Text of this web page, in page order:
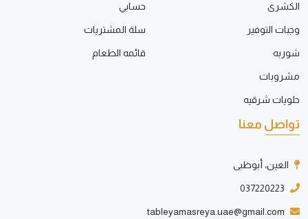
الكشرى
وجبات التوفير
شوربه
مشروبات
حلويات شرقيه
حسابي
سلة المشتريات
قائمه الطعام
تواصل معنا
العين، أبوظبى